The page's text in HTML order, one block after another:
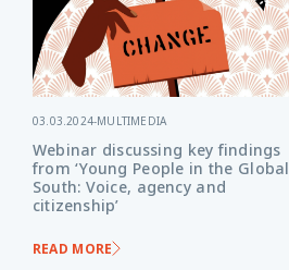
03.03.2024-MULTIMEDIA
Webinar discussing key findings
from ‘Young People in the Global
South: Voice, agency and
citizenship’
READ MORE